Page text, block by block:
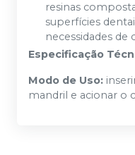
resinas
superfícies
necessidades de
Especificação
Modo de Uso:
mandril e acionar o